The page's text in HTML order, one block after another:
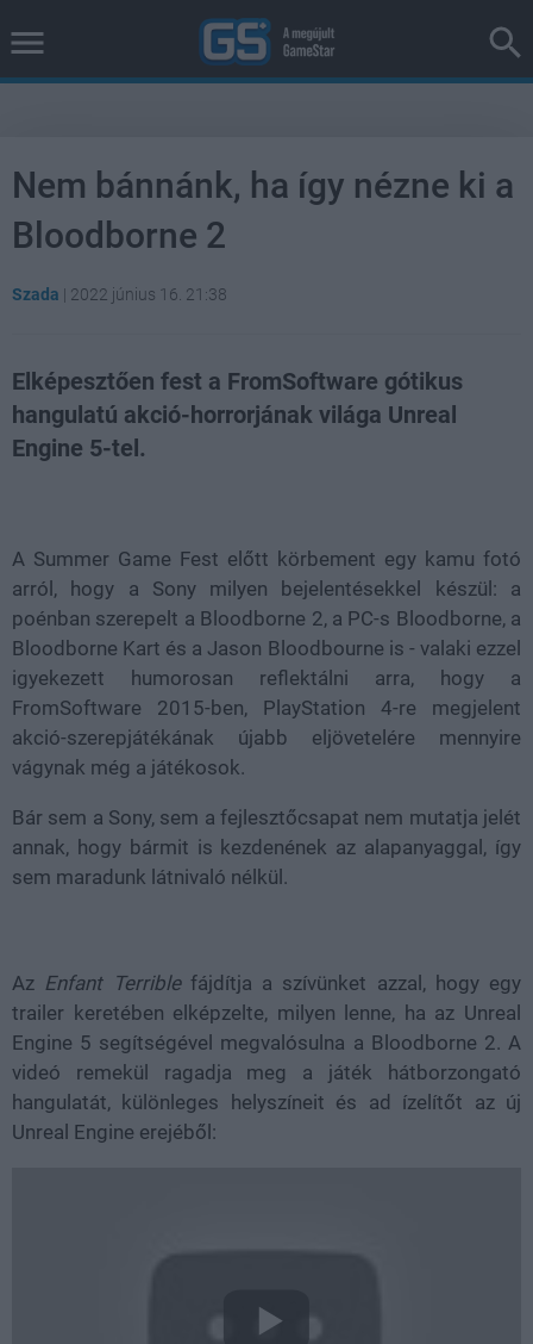
Nem bánnánk, ha így nézne ki a
Bloodborne 2
Szada | 2022 június 16. 21:38
Elképesztően fest a FromSoftware gótikus
hangulatú akció-horrorjának világa Unreal
Engine 5-tel.
A Summer Game Fest előtt körbement egy kamu fotó
arról, hogy a Sony milyen bejelentésekkel készül: a
poénban szerepelt a Bloodborne 2, a PC-s Bloodborne, a
Bloodborne Kart és a Jason Bloodbourne is - valaki ezzel
igyekezett humorosan reflektálni arra, hogy a
FromSoftware 2015-ben, PlayStation 4-re megjelent
akció-szerepjátékának újabb eljövetelére mennyire
vágynak még a játékosok.
Bár sem a Sony, sem a fejlesztőcsapat nem mutatja jelét
annak, hogy bármit is kezdenének az alapanyaggal, így
sem maradunk látnivaló nélkül.
Az Enfant Terriblefájdítja a szívünket azzal, hogy egy
trailer keretében elképzelte, milyen lenne, ha az Unreal
Engine 5 segítségével megvalósulna a Bloodborne 2. A
videó remekül ragadja meg a játék hátborzongató
hangulatát, különleges helyszíneit és ad ízelítőt az új
Unreal Engine erejéből: